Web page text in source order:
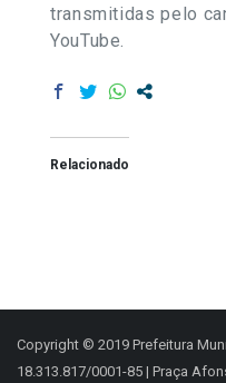
transmitidas pelo
YouTube.
Relacionado
Copyright © 2019 Prefeitura
18.313.817/0001-85 | Praça